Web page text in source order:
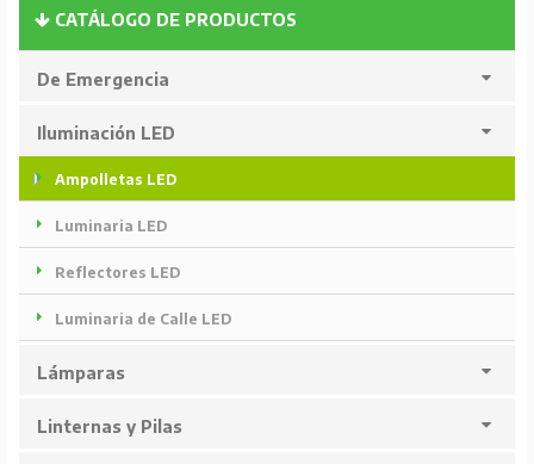
CATÁLOGO DE PRODUCTOS
De Emergencia
Iluminación LED
Ampolletas LED
Luminaria LED
Reflectores LED
Luminaria de Calle LED
Lámparas
Linternas y Pilas